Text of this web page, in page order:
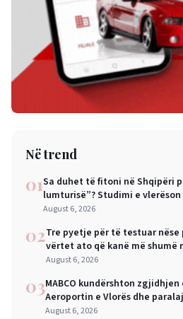
Në trend
01Sa duhet të fitoni në Shqipëri
lumturisë”? Studimi e
August 6, 2026
02Tre pyetje për të testuar
vërtet ato që kanë më shumë
August 6, 2026
03MABCO kundërshton
Aeroportin e Vlorës dhe
ndërkombëtar
August 6, 2026